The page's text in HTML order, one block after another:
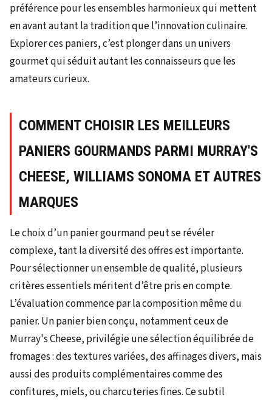
préférence pour les ensembles harmonieux qui mettent
en avant autant la tradition que l’innovation culinaire.
Explorer ces paniers, c’est plonger dans un univers
gourmet qui séduit autant les connaisseurs que les
amateurs curieux.
COMMENT CHOISIR LES MEILLEURS
PANIERS GOURMANDS PARMI MURRAY'S
CHEESE, WILLIAMS SONOMA ET AUTRES
MARQUES
Le choix d’un panier gourmand peut se révéler
complexe, tant la diversité des offres est importante.
Pour sélectionner un ensemble de qualité, plusieurs
critères essentiels méritent d’être pris en compte.
L’évaluation commence par la composition même du
panier. Un panier bien conçu, notamment ceux de
Murray's Cheese, privilégie une sélection équilibrée de
fromages : des textures variées, des affinages divers, mais
aussi des produits complémentaires comme des
confitures, miels, ou charcuteries fines. Ce subtil